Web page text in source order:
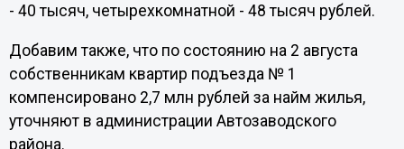
- 40 тысяч, четырехкомнатной - 48 тысяч рублей.
Добавим также, что по состоянию на 2 августа
собственникам квартир подъезда № 1
компенсировано 2,7 млн рублей за найм жилья,
уточняют в администрации Автозаводского
района.